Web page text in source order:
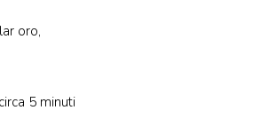
oro,
circa 5 minuti